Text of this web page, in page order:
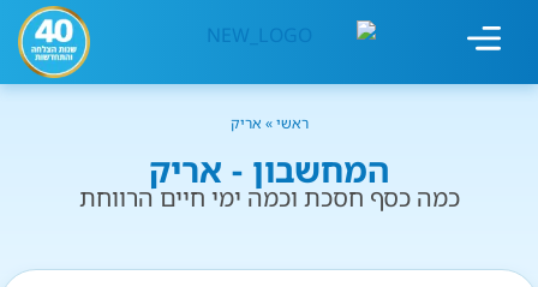
ראשי» אריק
המחשבון - אריק
כמה כסף חסכת וכמה ימי חיים הרווחת